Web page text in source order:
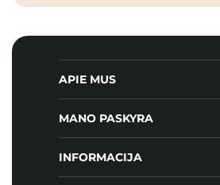
APIE MUS
MANO PASKYRA
INFORMACIJA